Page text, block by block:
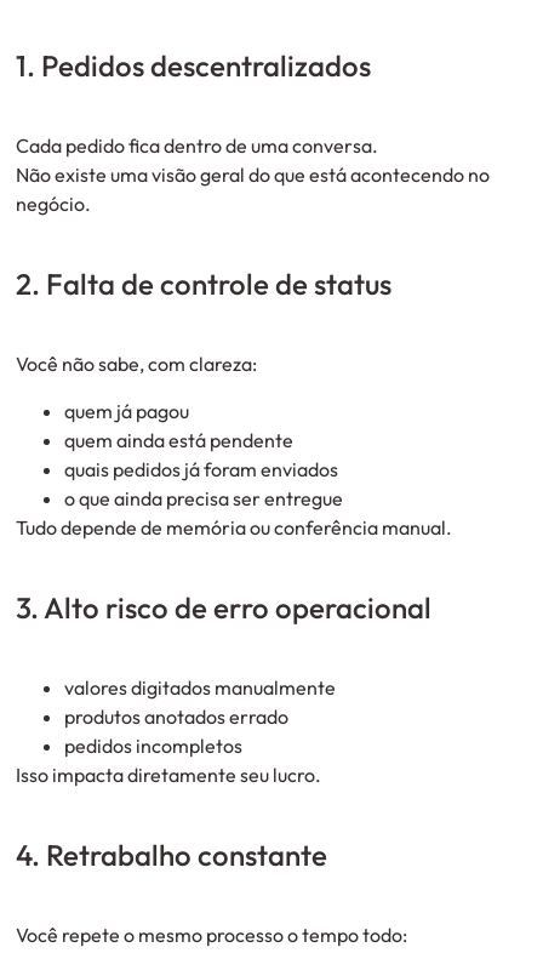
1. Pedidos descentralizados
Cada pedido fica dentro de uma conversa.
Não existe uma visão geral do que está acontecendo no
negócio.
2. Falta de controle de status
Você não sabe, com clareza:
quem já pagou
quem ainda está pendente
quais pedidos já foram enviados
o que ainda precisa ser entregue
Tudo depende de memória ou conferência manual.
3. Alto risco de erro operacional
valores digitados manualmente
produtos anotados errado
pedidos incompletos
Isso impacta diretamente seu lucro.
4. Retrabalho constante
Você repete o mesmo processo o tempo todo: